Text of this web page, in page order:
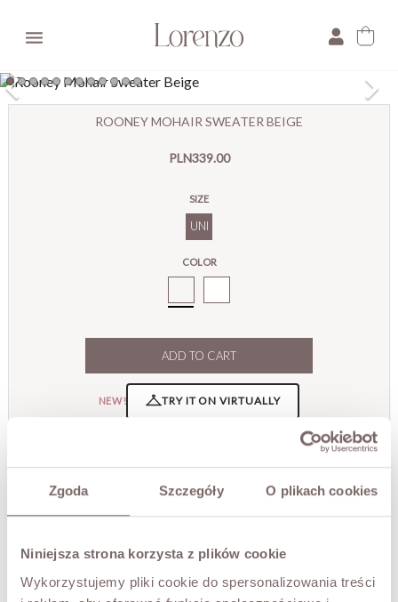
Zgoda Szczegóły O plikach cookies
Niniejsza strona korzysta z plików cookie
Wykorzystujemy pliki cookie do spersonalizowania treści

ROONEY MOHAIR SWEATER BEIGE
PLN339.00
SIZE
UNI
COLOR
Sweter
Beż
ADD TO CART
NEW! TRY IT ON VIRTUALLY
The ROONEY sweater is made for women who love a
beautifully with wide-leg jeans as well as more elegant
pieces.
• Italian-made